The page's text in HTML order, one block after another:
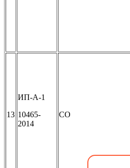
13
ИП-А-1
10465-
2014
СО